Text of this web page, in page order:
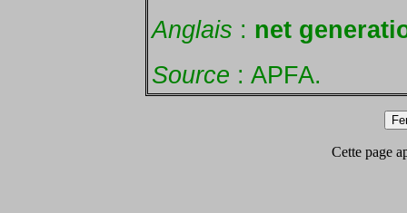
Anglais : net
Source : APFA.
Cette page